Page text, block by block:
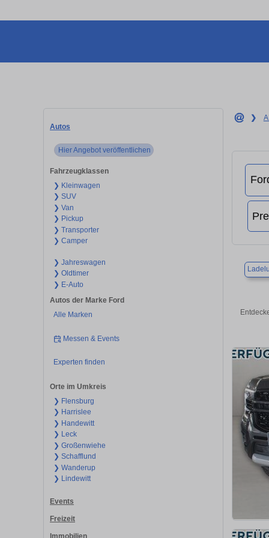
Autos
Hier Angebot veröffentlichen
Fahrzeugklassen
❯ Kleinwagen
❯ SUV
❯ Van
❯ Pickup
❯ Transporter
❯ Camper
❯ Jahreswagen
❯ Oldtimer
❯ E-Auto
Autos der Marke Ford
Alle Marken
Messen & Events
Experten finden
Orte im Umkreis
❯ Flensburg
❯ Harrislee
❯ Handewitt
❯ Leck
❯ Großenwiehe
❯ Schafflund
❯ Wanderup
❯ Lindewitt
Events
Freizeit
Immobilien
❯